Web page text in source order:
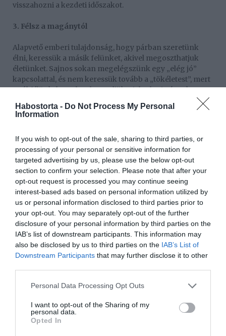
Habostorta - Do Not Process My Personal
Information
If you wish to opt-out of the sale, sharing to third parties, or
processing of your personal or sensitive information for
targeted advertising by us, please use the below opt-out
section to confirm your selection. Please note that after your
opt-out request is processed you may continue seeing
interest-based ads based on personal information utilized by
us or personal information disclosed to third parties prior to
your opt-out. You may separately opt-out of the further
disclosure of your personal information by third parties on the
IAB’s list of downstream participants. This information may
also be disclosed by us to third parties on the IAB’s List of
Downstream Participants that may further disclose it to other
Please note that this website/app uses one or more Google
not limited to your visit or usage behaviour. You may click to
grant or deny consent to Google and its third-party tags to
use your data for below specified purposes in below Google
Personal Data Processing Opt Outs
I want to opt-out of the Sharing of my
personal data.
Opted In
visszahozni a kezdeti időszakot.
3. Félsz a magánytól
Alapvető emberi tulajdonság, hogy párban szeretünk
élni, keressük a másik felünket, akivel megoszthatjuk
életünket. Sajnos sokan megelégszünk egy „elég jó”
kapcsolattal, és nem keressük tovább a „tökéletest”, mert
attól félünk, hogy ha elengedjük a jelenlegi párunkat,
türelmesnek kell lenned, míg megtalálod, de ez nem ok
arra, hogy benne maradj egy rossz kapcsolatban.
4. Kicsi az önbecsülésed
Egy szakítás mélyen megrendítheti bárki önbizalmát. Ha
elhagy a párod, önmagadat kezded el okolni a történtek
miatt, mert nem voltál elég jó neki. Majd újra ismerkedni
kezdesz, és a kezdeti kudarcok nyomán arra a
következtetésre jutsz, hogy senkinek nem vagy elég jó.
Az önbecsülési problémákkal küzdő emberek pedig
sajnos nem is vonzóak mások számára, így egy ördögi
körbe kerülhetsz.
Ilyen esetben járható út lehet, hogy ha egy darabig a
szerelem helyett a karrieredre összpontosítasz. Ha ott
sikereket érsz el, akkor az önbecsülésed is helyreáll.